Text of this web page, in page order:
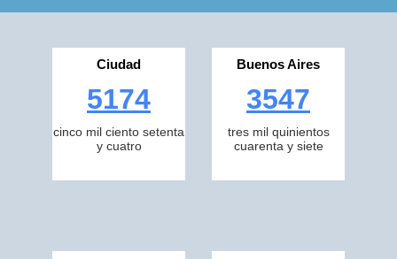
Ciudad
5174
cinco mil ciento setenta
y cuatro
Buenos Aires
3547
tres mil quinientos
cuarenta y siete